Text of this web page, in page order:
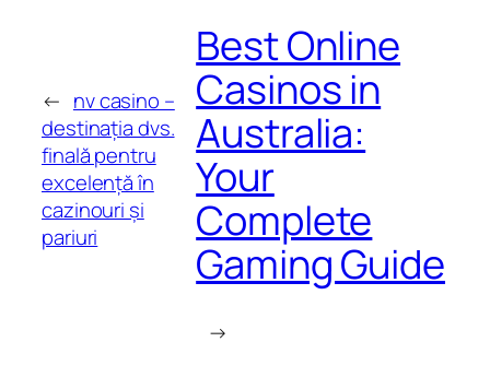
← nv casino –
destinația dvs.
finală pentru
excelență în
cazinouri și
pariuri
Best Online
Casinos in
Australia:
Your
Complete
Gaming Guide
→